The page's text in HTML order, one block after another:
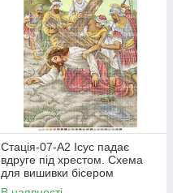
Стація-07-А2 Ісус падає
вдруге під хрестом. Схема
для вишивки бісером